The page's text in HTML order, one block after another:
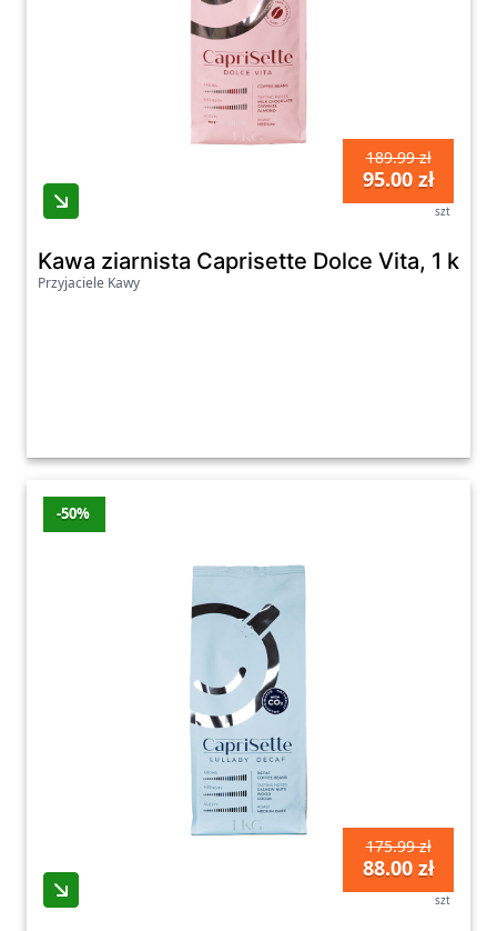
189.99 zł
95.00 zł
szt
Kawa ziarnista Caprisette Dolce Vita, 1 kg
Przyjaciele Kawy
-50%
175.99 zł
88.00 zł
szt